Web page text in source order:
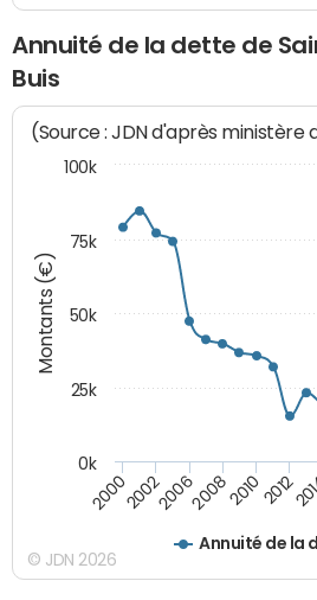
Annuité de la dette de
Buis
Montants (€)
(Source : JDN d'après ministère
Annuité de la
200020022006200820102012
0k
25k
50k
75k
100k
© JDN 2026